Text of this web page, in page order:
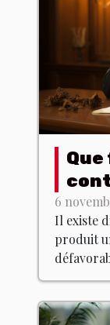
6
Il existe
produit